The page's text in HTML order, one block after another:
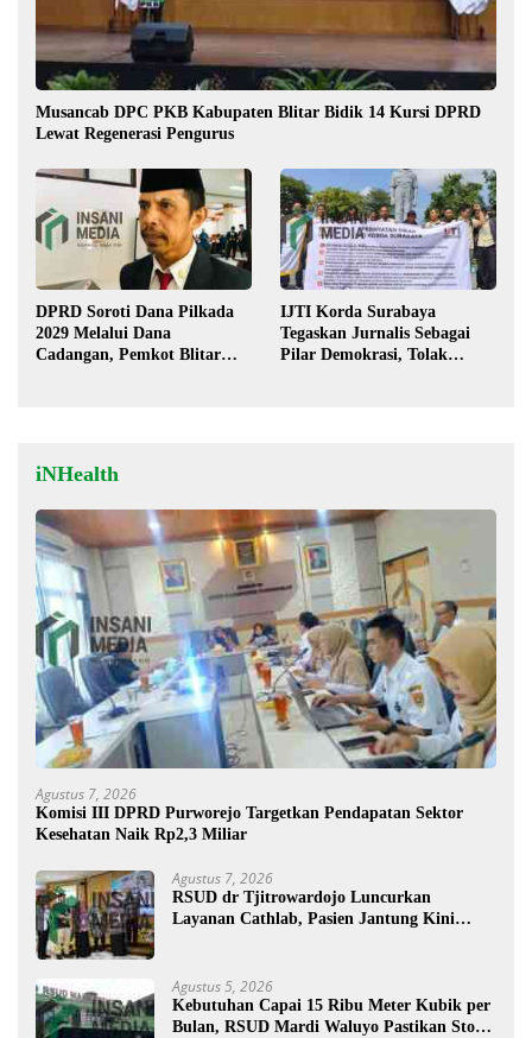
Musancab DPC PKB Kabupaten Blitar Bidik 14 Kursi DPRD
Lewat Regenerasi Pengurus
DPRD Soroti Dana Pilkada
2029 Melalui Dana
Cadangan, Pemkot Blitar
IJTI Korda Surabaya
Tegaskan Jurnalis Sebagai
Pilar Demokrasi, Tolak
iNHealth
Agustus 7, 2026
Komisi III DPRD Purworejo Targetkan Pendapatan Sektor
Kesehatan Naik Rp2,3 Miliar
Agustus 7, 2026
RSUD dr Tjitrowardojo Luncurkan
Layanan Cathlab, Pasien Jantung Kini
Agustus 5, 2026
Kebutuhan Capai 15 Ribu Meter Kubik per
Bulan, RSUD Mardi Waluyo Pastikan Stok